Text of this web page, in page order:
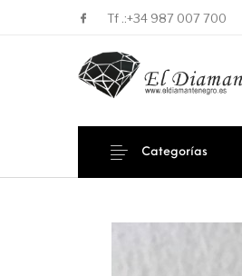
Tf .:+34 987 007 700
Categorías